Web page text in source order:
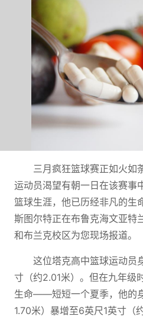
三月疯狂篮球赛正如火如
运动员渴望有朝一日在该赛事
篮球生涯，他已历经非凡的生
斯图尔特正在布鲁克海文亚特
和布兰克校区为您现场报道。
这位塔克高中篮球运动员
寸（约2.01米）。但在九年级
生命——短短一个夏季，他的
1.70米）暴增至6英尺1英寸（